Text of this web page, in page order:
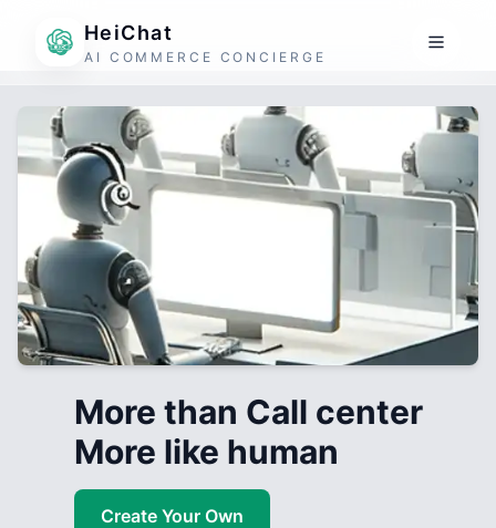
HeiChat
AI COMMERCE CONCIERGE
More than Call center
More like human
Create Your Own